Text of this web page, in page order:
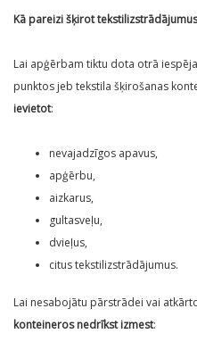
Kā pareizi šķirot
Lai apģērbam tiktu dota otrā
punktos jeb tekstila šķirošanas
ievietot:
nevajadzīgos apavus,
apģērbu,
aizkarus,
gultasveļu,
dvieļus,
citus tekstilizstrādājumus.
Lai nesabojātu pārstrādei vai
konteineros nedrīkst izmest: